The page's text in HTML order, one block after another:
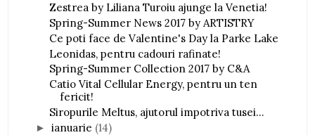
Zestrea by Liliana Turoiu ajunge la Venetia!
Spring-Summer News 2017 by ARTISTRY
Ce poti face de Valentine's Day la Parke Lake
Leonidas, pentru cadouri rafinate!
Spring-Summer Collection 2017 by C&A
Catio Vital Cellular Energy, pentru un ten
fericit!
Siropurile Meltus, ajutorul impotriva tusei...
►ianuarie (14)